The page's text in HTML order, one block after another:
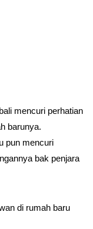
mencuri perhatian
barunya.
pun mencuri
bak penjara
di rumah baru